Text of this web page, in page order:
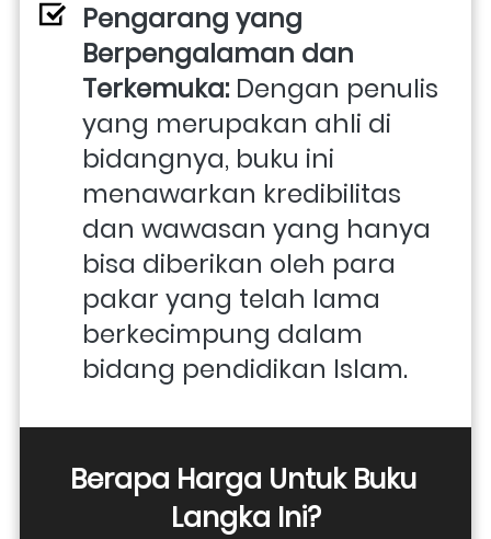
Pengarang yang
Berpengalaman dan
Terkemuka: Dengan penulis
yang merupakan ahli di
bidangnya, buku ini
menawarkan kredibilitas
dan wawasan yang hanya
bisa diberikan oleh para
pakar yang telah lama
berkecimpung dalam
bidang pendidikan Islam.
Berapa Harga Untuk Buku
Langka Ini?